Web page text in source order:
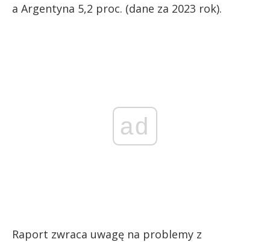
a Argentyna 5,2 proc. (dane za 2023 rok).
ad
Raport zwraca uwagę na problemy z